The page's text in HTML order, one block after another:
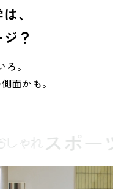
、
？
。
面かも。
ゃれスポーツ